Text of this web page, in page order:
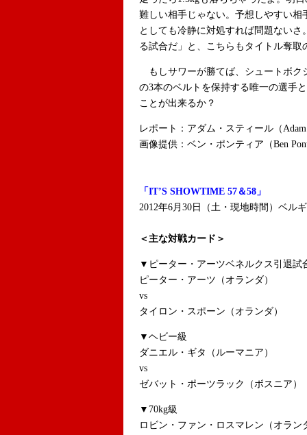
難しい相手じゃない。予想しやすい
としても冷静に対処すれば問題ない
る試合だ」と、こちらもタイトル奪
もしサワーが勝てば、シュートボク
の3本のベルトを保持する唯一の選手
ことが出来るか？
レポート：アダム・スティール（
画像提供：ベン・ポンティア（Ben
「IT’S SHOWTIME 57＆58」
2012年6月30日（土・現地時間）ベル
＜主な対戦カード＞
▼ピーター・アーツベネルクス引退
ピーター・アーツ（オランダ）
vs
タイロン・スポーン（オランダ）
▼ヘビー級
ダニエル・ギタ（ルーマニア）
vs
ゼバット・ポーツラック（ボスニア）
▼70kg級
ロビン・ファン・ロスマレン（オラン